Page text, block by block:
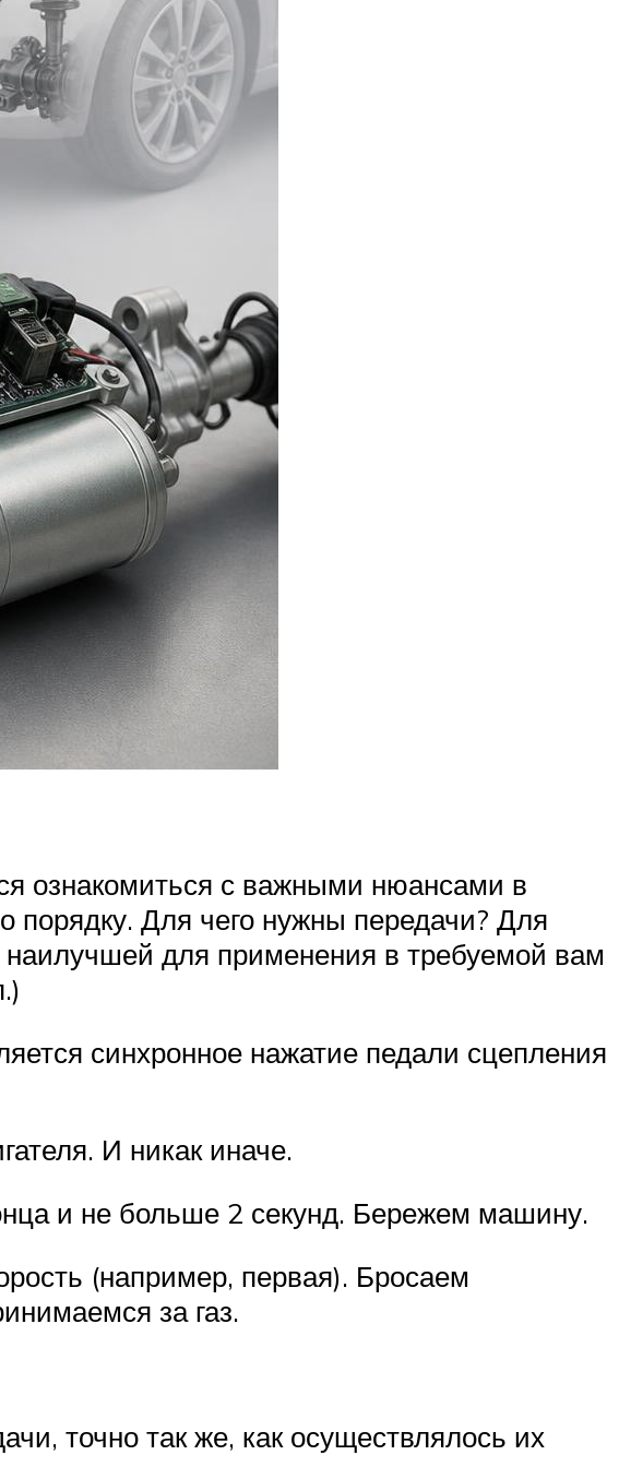
ознакомиться с важными нюансами в
Для чего нужны передачи? Для
наилучшей для применения в требуемой вам
синхронное нажатие педали сцепления
И никак иначе.
и не больше 2 секунд. Бережем машину.
(например, первая). Бросаем
за газ.
точно так же, как осуществлялось их